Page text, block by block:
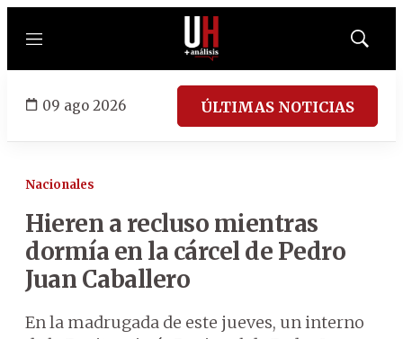
Menú
Mostrar
09 ago 2026 ÚLTIMAS NOTICIAS
Nacionales
Hieren a recluso mientras
dormía en la cárcel de Pedro
Juan Caballero
En la madrugada de este jueves, un interno